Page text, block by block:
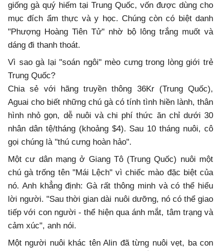
giống gà quý hiếm tại Trung Quốc, vốn được dùng cho
mục đích ẩm thực và y học. Chúng còn có biệt danh
"Phượng Hoàng Tiên Tử" nhờ bộ lông trắng muốt và
dáng đi thanh thoát.
Vì sao gà lại "soán ngôi" mèo cưng trong lòng giới trẻ
Trung Quốc?
Chia sẻ với hãng truyền thông 36Kr (Trung Quốc),
Aguai cho biết những chú gà có tính tình hiền lành, thân
hình nhỏ gọn, dễ nuôi và chi phí thức ăn chỉ dưới 30
nhân dân tệ/tháng (khoảng $4). Sau 10 tháng nuôi, cô
gọi chúng là "thú cưng hoàn hảo".
Một cư dân mạng ở Giang Tô (Trung Quốc) nuôi một
chú gà trống tên "Mái Lệch" vì chiếc mào đặc biệt của
nó. Anh khẳng định: Gà rất thông minh và có thể hiểu
lời người. "Sau thời gian dài nuôi dưỡng, nó có thể giao
tiếp với con người - thể hiện qua ánh mắt, tâm trạng và
cảm xúc", anh nói.
Một người nuôi khác tên Alin đã từng nuôi vẹt, ba con